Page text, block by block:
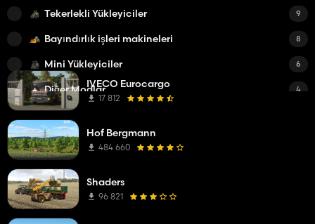
Tekerlekli Yükleyiciler 9
Bayındırlık işleri makineleri 8
Mini Yükleyiciler 6
Diğer Modlar 4
Bayındırlık Araçları
Tomruk Makinaları
Günlük Uygulamaları
Küçük Traktörler
IVECO Eurocargo
17 812
Hof Bergmann
484 660
Shaders
96 821